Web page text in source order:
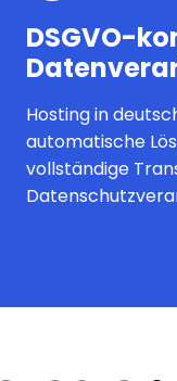
DSGVO-
Hosting in
automatische
vollständige